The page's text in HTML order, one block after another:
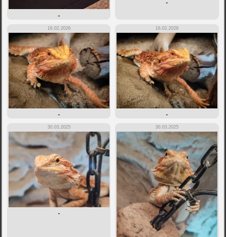
-
-
16.02.2026
-
16.02.2026
-
30.03.2025
-
30.03.2025